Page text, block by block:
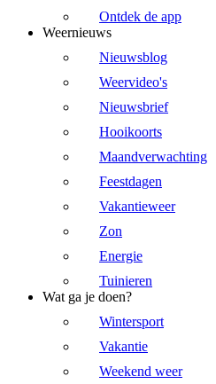
Ontdek de app
Weernieuws
Nieuwsblog
Weervideo's
Nieuwsbrief
Hooikoorts
Maandverwachting
Feestdagen
Vakantieweer
Zon
Energie
Tuinieren
Wat ga je doen?
Wintersport
Vakantie
Weekend weer